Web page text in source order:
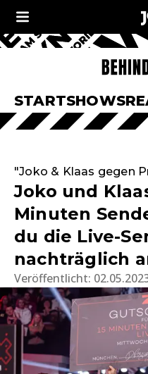
STARTSHOWS
"Joko & Klaas gegen
Joko und
Minuten
du die Live-
nachträglich
Veröffentlicht: